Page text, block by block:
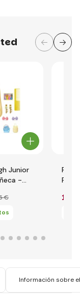
Junior
-
€
19
Información sobre